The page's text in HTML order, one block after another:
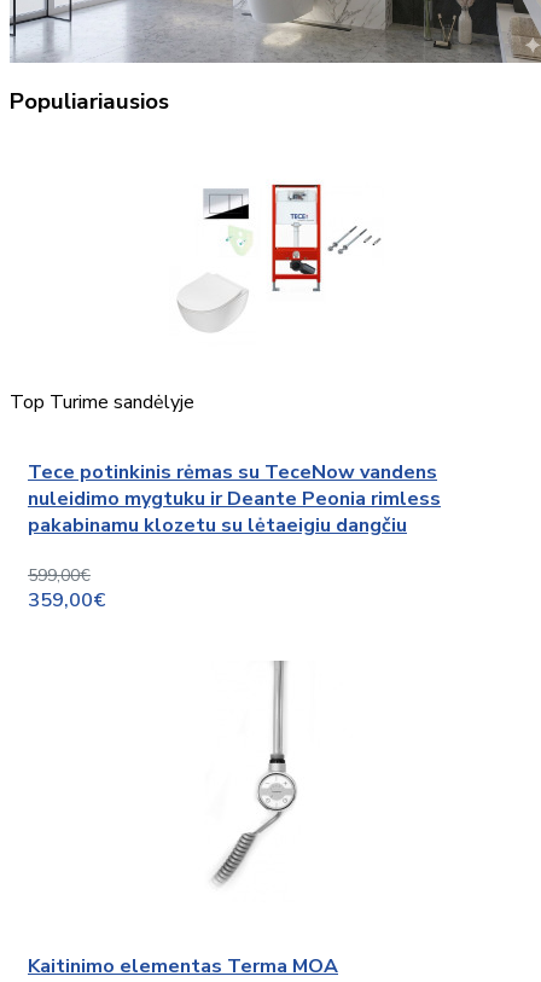
Populiariausios
Top Turime sandėlyje
Tece potinkinis rėmas su TeceNow vandens
nuleidimo mygtuku ir Deante Peonia rimless
pakabinamu klozetu su lėtaeigiu dangčiu
599,00€
359,00€
Kaitinimo elementas Terma MOA